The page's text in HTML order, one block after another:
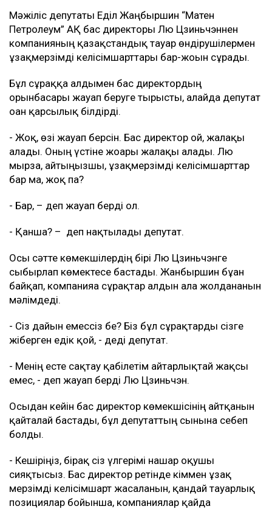
Мәжіліс депутаты Еділ Жаңбыршин “Матен
Петролеум” АҚ бас директоры Лю Цзиньчэннен
компанияның қазақстандық тауар өндірушілермен
ұзақмерзімді келісімшарттары бар-жоғын сұрады.
Бұл сұраққа алдымен бас директордың
орынбасары жауап беруге тырысты, алайда депутат
оған қарсылық білдірді.
- Жоқ, өзі жауап берсін. Бас директор ғой, жалақы
алады. Оның үстіне жоғары жалақы алады. Лю
мырза, айтыңызшы, ұзақмерзімді келісімшарттар
бар ма, жоқ па?
- Бар, – деп жауап берді ол.
- Қанша? – деп нақтылады депутат.
Осы сәтте көмекшілердің бірі Лю Цзиньчэнге
сыбырлап көмектесе бастады. Жанбыршин бұған
байқап, компанияға сұрақтар алдын ала жолданғанын
мәлімдеді.
- Сіз дайын емессіз бе? Біз бұл сұрақтарды сізге
жіберген едік қой, - деді депутат.
- Менің есте сақтау қабілетім айтарлықтай жақсы
емес, - деп жауап берді Лю Цзиньчэн.
Осыдан кейін бас директор көмекшісінің айтқанын
қайталай бастады, бұл депутаттың сынына себеп
болды.
- Кешіріңіз, бірақ сіз үлгерімі нашар оқушы
сияқтысыз. Бас директор ретінде кіммен ұзақ
мерзімді келісімшарт жасалғанын, қандай тауарлық
позициялар бойынша, компаниялар қайда